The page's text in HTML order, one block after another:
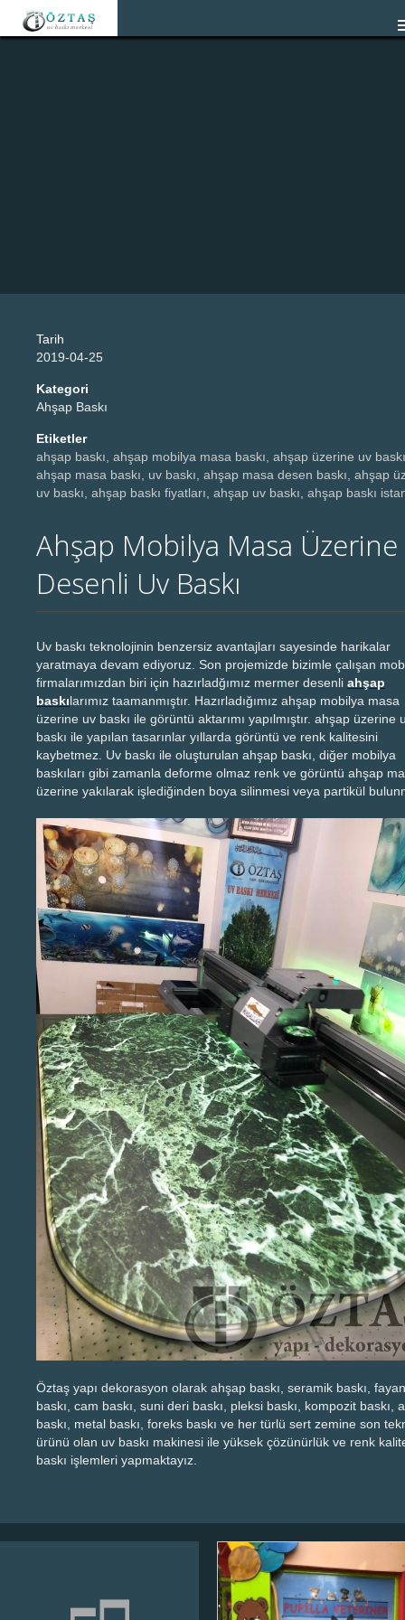
Tarih
2019-04-25
Kategori
Ahşap Baskı
Etiketler
ahşap baskı, ahşap mobilya masa baskı, ahşap üzerine uv
ahşap masa baskı, uv baskı, ahşap masa desen baskı, ahşap
uv baskı, ahşap baskı fiyatları, ahşap uv baskı, ahşap baskı
Ahşap Mobilya Masa Üzerine
Desenli Uv Baskı
Uv baskı teknolojinin benzersiz avantajları sayesinde harikalar
yaratmaya devam ediyoruz. Son projemizde bizimle çalışan
firmalarımızdan biri için hazırladğımız mermer desenli ahşap
baskılarımız taamanmıştır. Hazırladığımız ahşap mobilya masa
üzerine uv baskı ile görüntü aktarımı yapılmıştır. ahşap üzerine
baskı ile yapılan tasarınlar yıllarda görüntü ve renk kalitesini
kaybetmez. Uv baskı ile oluşturulan ahşap baskı, diğer mobilya
baskıları gibi zamanla deforme olmaz renk ve görüntü ahşap
üzerine yakılarak işlediğinden boya silinmesi veya partikül
Öztaş yapı dekorasyon olarak ahşap baskı, seramik baskı,
baskı, cam baskı, suni deri baskı, pleksi baskı, kompozit baskı,
baskı, metal baskı, foreks baskı ve her türlü sert zemine son
ürünü olan uv baskı makinesi ile yüksek çözünürlük ve renk
baskı işlemleri yapmaktayız.
Veteriner Kliniği
Vanvejin baskı
Cama delikli baskı